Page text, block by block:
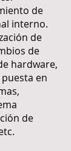
de
interno.
de
de
hardware,
en
de